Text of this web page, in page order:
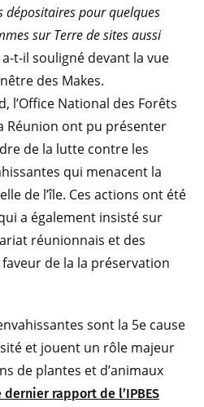
dépositaires pour quelques
sur Terre de sites aussi
a-t-il souligné devant la vue
des Makes.
l’Office National des Forêts
Réunion ont pu présenter
de la lutte contre les
qui menacent la
de l’île. Ces actions ont été
a également insisté sur
réunionnais et des
de la la préservation
sont la 5e cause
et jouent un rôle majeur
de plantes et d’animaux
dernier rapport de l’IPBES